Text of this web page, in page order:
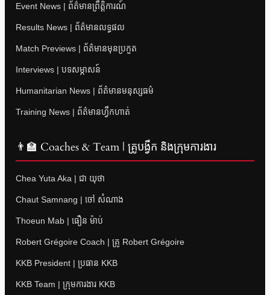
Event News | ព័ត៌មានព្រឹត្តិការណ៍
Results News | ព័ត៌មានលទ្ធផល
Match Previews | ព័ត៌មានមុនប្រកួត
Interviews | បទសម្ភាសន៍
Humanitarian News | ព័ត៌មានមនុស្សធម៌
Training News | ព័ត៌មានហ្វឹកហាត់
👨‍🏫 Coaches & Team | គ្រូបង្វឹក និងក្រុមការងារ
Chea Yuta Aka | ជា យុថា
Chaut Samnang | ចៅ សំណាង
Thoeun Mab | ធឿន ម៉ាប់
Robert Grégoire Coach | គ្រូ Robert Grégoire
KKB President | ប្រធាន KKB
KKB Team | ក្រុមការងារ KKB